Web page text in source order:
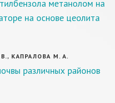
метанолом на
на основе цеолита
КАПРАЛОВА М. А.
различных районов